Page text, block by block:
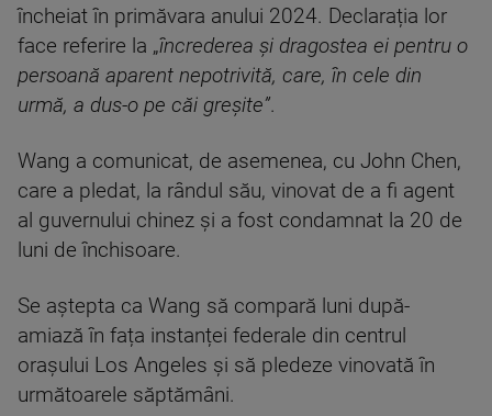
încheiat în primăvara anului 2024. Declarația lor
face referire la „încrederea și dragostea ei pentru o
persoană aparent nepotrivită, care, în cele din
urmă, a dus-o pe căi greșite”.
Wang a comunicat, de asemenea, cu John Chen,
care a pledat, la rândul său, vinovat de a fi agent
al guvernului chinez și a fost condamnat la 20 de
luni de închisoare.
Se aștepta ca Wang să compară luni după-
amiază în fața instanței federale din centrul
orașului Los Angeles și să pledeze vinovată în
următoarele săptămâni.